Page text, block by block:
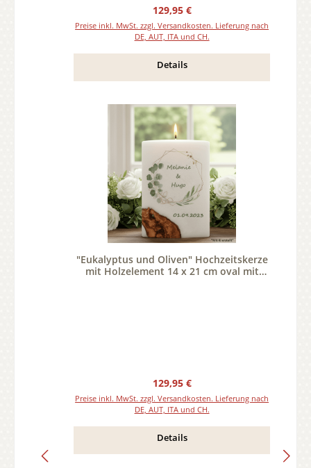
Regulärer Preis:
129,95 €
Preise inkl. MwSt. zzgl. Versandkosten. Lieferung nach
DE, AUT, ITA und CH.
Details
"Eukalyptus und Oliven" Hochzeitskerze
mit Holzelement 14 x 21 cm oval mit
Regulärer Preis:
129,95 €
Preise inkl. MwSt. zzgl. Versandkosten. Lieferung nach
DE, AUT, ITA und CH.
Details